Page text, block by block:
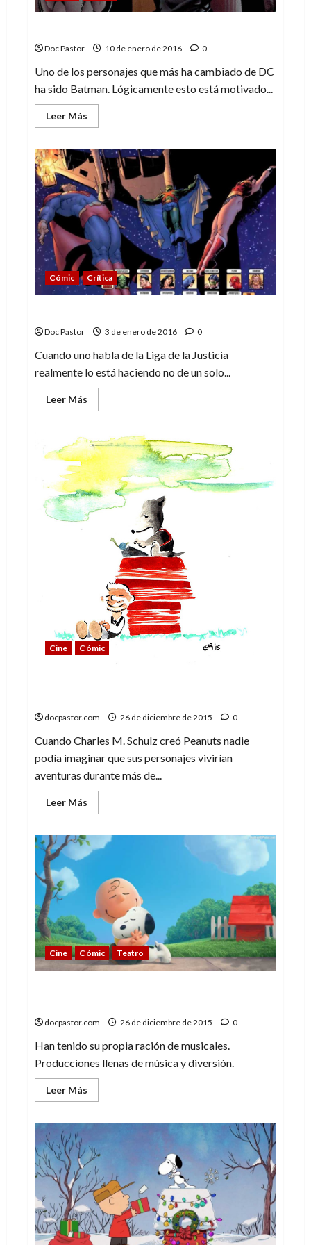
Doc Pastor 10 de enero de 2016 0
Uno de los personajes que más ha cambiado de DC
ha sido Batman. Lógicamente esto está motivado...
Leer Más
más
Convergencia:
Batman
(Flashpoint
1
de
2)
Cómic Crítica
Doc Pastor 3 de enero de 2016 0
Cuando uno habla de la Liga de la Justicia
realmente lo está haciendo no de un solo...
Leer Más
más
Convergencia:
Liga
de
la
Justicia
Cine Cómic
docpastor.com 26 de diciembre de 2015 0
Cuando Charles M. Schulz creó Peanuts nadie
podía imaginar que sus personajes vivirían
aventuras durante más de...
Leer Más
más
Peanuts
–
Desde
tazón
de
cereales
al
espacio
Cine Cómic Teatro
docpastor.com 26 de diciembre de 2015 0
Han tenido su propia ración de musicales.
Producciones llenas de música y diversión.
Leer Más
más
a
Poe:
los
musicales
de
Charlie
Brown